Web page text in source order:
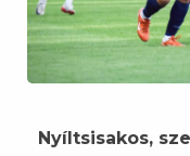
Nyíltsisakos,